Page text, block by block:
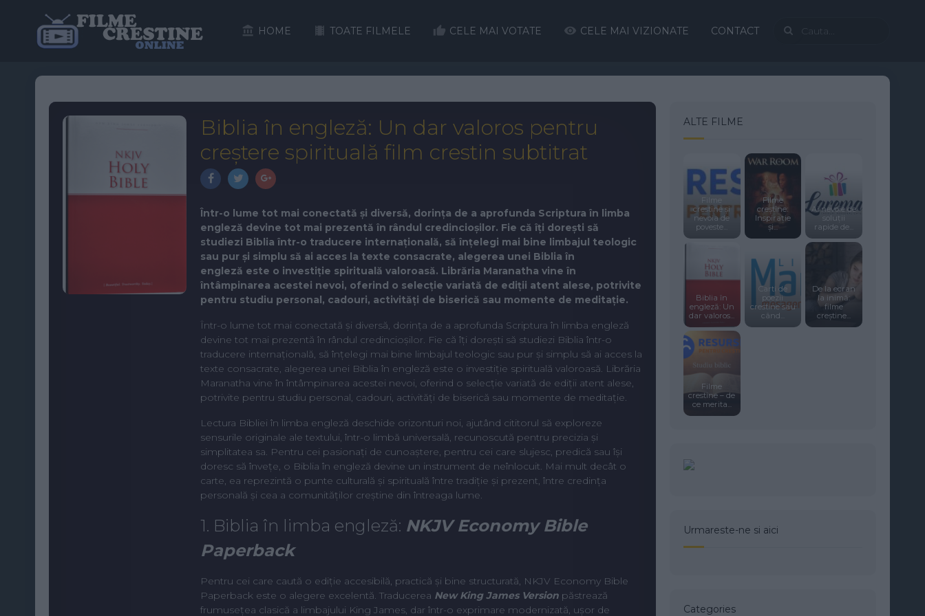
HOME TOATE FILMELE CELE MAI VOTATE CELE MAI VIZIONATE CONTACT
Biblia în engleză: Un dar valoros pentru
creștere spirituală film crestin subtitrat
Într-o lume tot mai conectată și diversă, dorința de a aprofunda Scriptura în limba
engleză devine tot mai prezentă în rândul credincioșilor. Fie că îți dorești să
studiezi Biblia într-o traducere internațională, să înțelegi mai bine limbajul teologic
sau pur și simplu să ai acces la texte consacrate, alegerea unei Biblia în
engleză este o investiție spirituală valoroasă. Librăria Maranatha vine în
întâmpinarea acestei nevoi, oferind o selecție variată de ediții atent alese, potrivite
pentru studiu personal, cadouri, activități de biserică sau momente de meditație.
Într-o lume tot mai conectată și diversă, dorința de a aprofunda Scriptura în limba engleză
devine tot mai prezentă în rândul credincioșilor. Fie că îți dorești să studiezi Biblia într-o
traducere internațională, să înțelegi mai bine limbajul teologic sau pur și simplu să ai acces la
texte consacrate, alegerea unei Biblia în engleză este o investiție spirituală valoroasă. Librăria
Maranatha vine în întâmpinarea acestei nevoi, oferind o selecție variată de ediții atent alese,
potrivite pentru studiu personal, cadouri, activități de biserică sau momente de meditație.
Lectura Bibliei în limba engleză deschide orizonturi noi, ajutând cititorul să exploreze
sensurile originale ale textului, într-o limbă universală, recunoscută pentru precizia și
simplitatea sa. Pentru cei pasionați de cunoaștere, pentru cei care slujesc, predică sau își
doresc să învețe, o Biblia în engleză devine un instrument de neînlocuit. Mai mult decât o
carte, ea reprezintă o punte culturală și spirituală între tradiție și prezent, între credința
personală și cea a comunităților creștine din întreaga lume.
1. Biblia în limba engleză: NKJV Economy Bible
Paperback
Pentru cei care caută o ediție accesibilă, practică și bine structurată, NKJV Economy Bible
Paperback este o alegere excelentă. Traducerea New King James Version păstrează
frumusețea clasică a limbajului King James, dar într-o exprimare modernizată, ușor de
ALTE FILME
crestine și
nevoia de
poveste...
Filme
creștine:
Inspirație
și...
Ai nevoie de
soluții
rapide de...
Biblia în
engleză: Un
dar valoros...
Carti de
poezii
crestine sau
când...
De la ecran
la inimă:
filme
creștine...
Filme
crestine – de
ce merita...
Urmareste-ne si aici
Categories